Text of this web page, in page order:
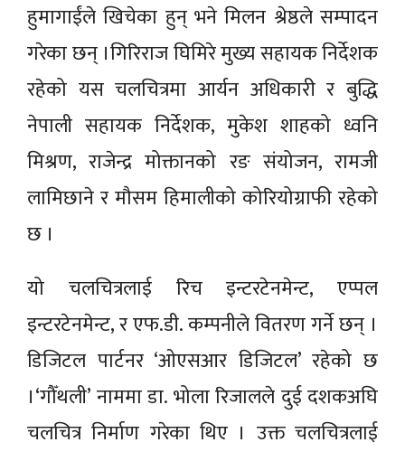
हुमागाईंले खिचेका हुन् भने मिलन श्रेष्ठले सम्पादन
गरेका छन् ।गिरिराज घिमिरे मुख्य सहायक निर्देशक
रहेको यस चलचित्रमा आर्यन अधिकारी र बुद्धि
नेपाली सहायक निर्देशक, मुकेश शाहको ध्वनि
मिश्रण, राजेन्द्र मोक्तानको रङ संयोजन, रामजी
लामिछाने र मौसम हिमालीको कोरियोग्राफी रहेको
छ ।
यो चलचित्रलाई रिच इन्टरटेनमेन्ट, एप्पल
इन्टरटेनमेन्ट, र एफ.डी. कम्पनीले वितरण गर्ने छन् ।
डिजिटल पार्टनर ‘ओएसआर डिजिटल’ रहेको छ
।‘गौँथली’ नाममा डा. भोला रिजालले दुई दशकअघि
चलचित्र निर्माण गरेका थिए । उक्त चलचित्रलाई